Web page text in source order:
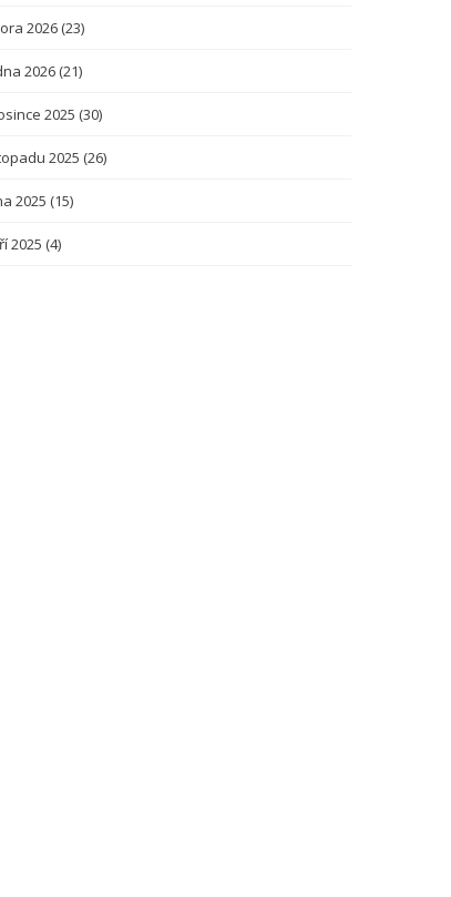
2026 (23)
2026 (21)
2025 (30)
2025 (26)
2025 (15)
2025 (4)